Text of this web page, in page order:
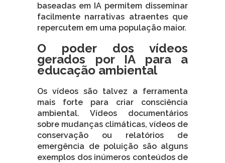
baseadas em IA permitem disseminar
facilmente narrativas atraentes que
repercutem em uma população maior.
O poder dos vídeos
gerados por IA para a
educação ambiental
Os vídeos são talvez a ferramenta
mais forte para criar consciência
ambiental. Vídeos documentários
sobre mudanças climáticas, vídeos de
conservação ou relatórios de
emergência de poluição são alguns
exemplos dos inúmeros conteúdos de